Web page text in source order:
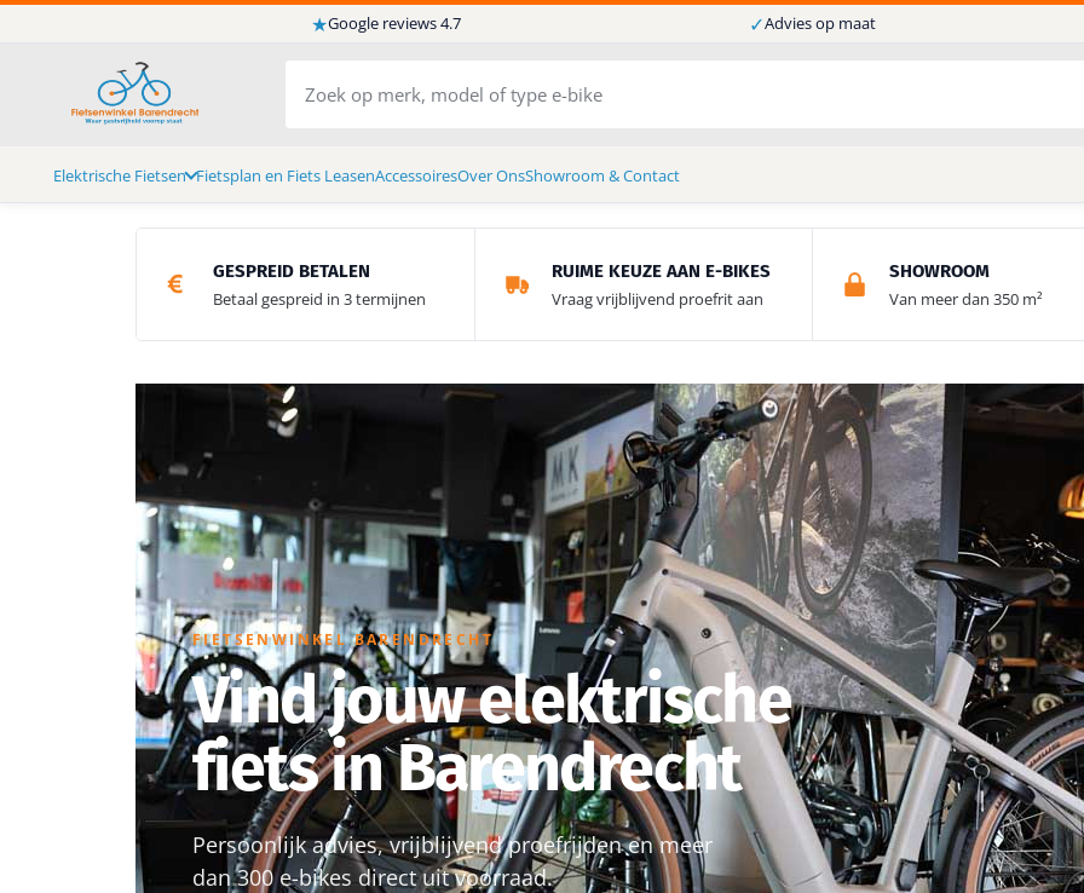
★Google reviews 4.7 ✓Advies op maat
Elektrische Fietsen Fietsplan en Fiets LeasenAccessoiresOver OnsShowroom & Contact
GESPREID BETALEN
Betaal gespreid in 3 termijnen
RUIME KEUZE AAN E-BIKES
Vraag vrijblijvend proefrit aan
SHOWROOM
Van meer dan 350 m²
FIETSENWINKEL BARENDRECHT
Vind jouw elektrische
fiets in Barendrecht
Persoonlijk advies, vrijblijvend proefrijden en meer
dan 300 e-bikes direct uit voorraad.